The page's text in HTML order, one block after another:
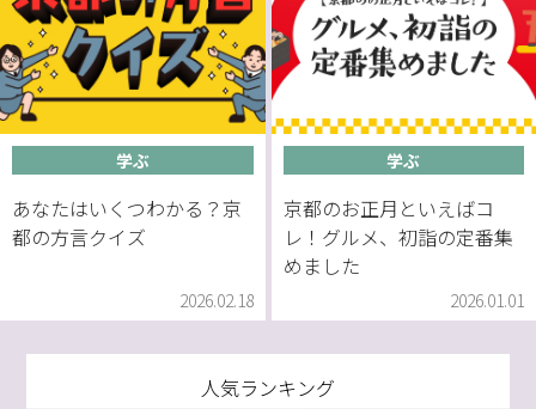
学ぶ
あなたはいくつわかる？京
都の方言クイズ
2026.02.18
学ぶ
京都のお正月といえばコ
レ！グルメ、初詣の定番集
めました
2026.01.01
人気ランキング